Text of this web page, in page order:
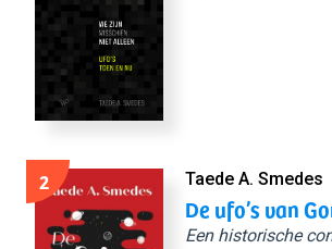
2 Taede A. Smedes
De ufo’s van
Een historische